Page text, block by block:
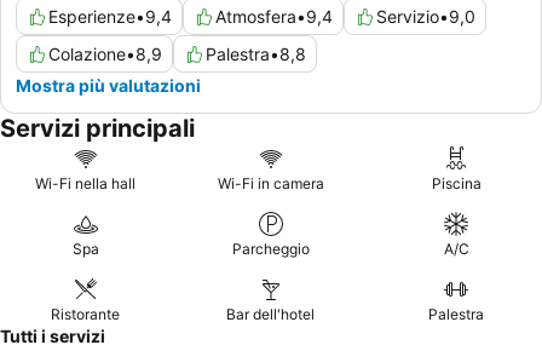
Esperienze•9,4 Atmosfera•9,4 Servizio•9,0
Colazione•8,9 Palestra•8,8
Mostra più valutazioni
Servizi principali
Wi-Fi nella hall Wi-Fi in camera Piscina
Spa Parcheggio A/C
Ristorante Bar dell'hotel Palestra
Tutti i servizi